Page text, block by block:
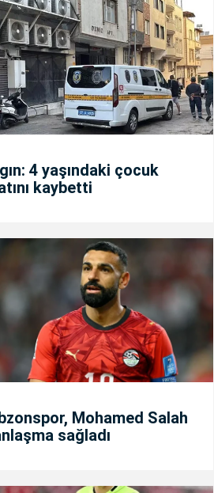
4 yaşındaki çocuk
kaybetti
Mohamed Salah
sağladı